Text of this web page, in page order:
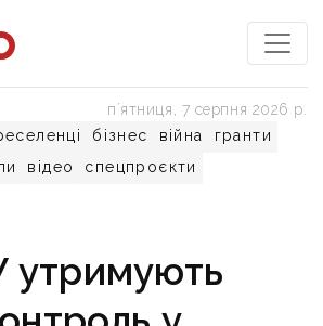
бізнес війна
гранти
відео спецпроєкти
пʼятниця, 7 серпня 2026 р.
утримують